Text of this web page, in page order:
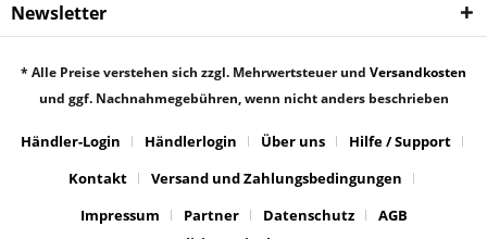
Newsletter
* Alle Preise verstehen sich zzgl. Mehrwertsteuer und Versandkosten
und ggf. Nachnahmegebühren, wenn nicht anders beschrieben
Händler-Login Händlerlogin Über uns
Hilfe / Support
Kontakt
Versand und Zahlungsbedingungen
Impressum
Partner Datenschutz
AGB